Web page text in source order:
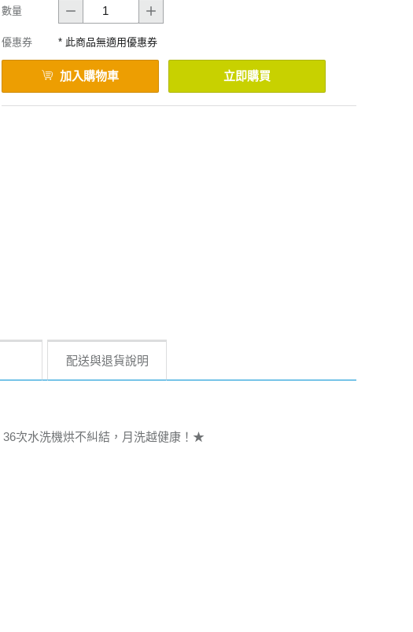
數量
優惠券 * 此商品無適用優惠券
加入購物車 立即購買
配送與退貨說明
350%，36次水洗機烘不糾結，月洗越健康！★
健康
久防蹣